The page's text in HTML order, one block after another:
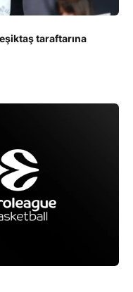
taraftarına